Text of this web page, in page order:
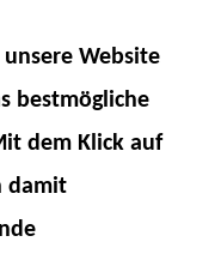
Website
bestmögliche
dem Klick auf
damit